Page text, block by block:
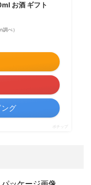
お酒 ギフト
べ）
グ
ポチップ